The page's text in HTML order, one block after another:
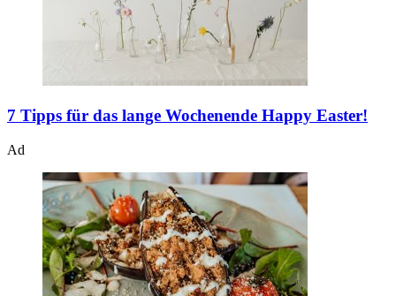
7 Tipps für das lange Wochenende Happy Easter!
Ad